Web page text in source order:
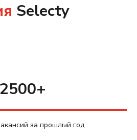
Selecty
2500+
за прошлый год